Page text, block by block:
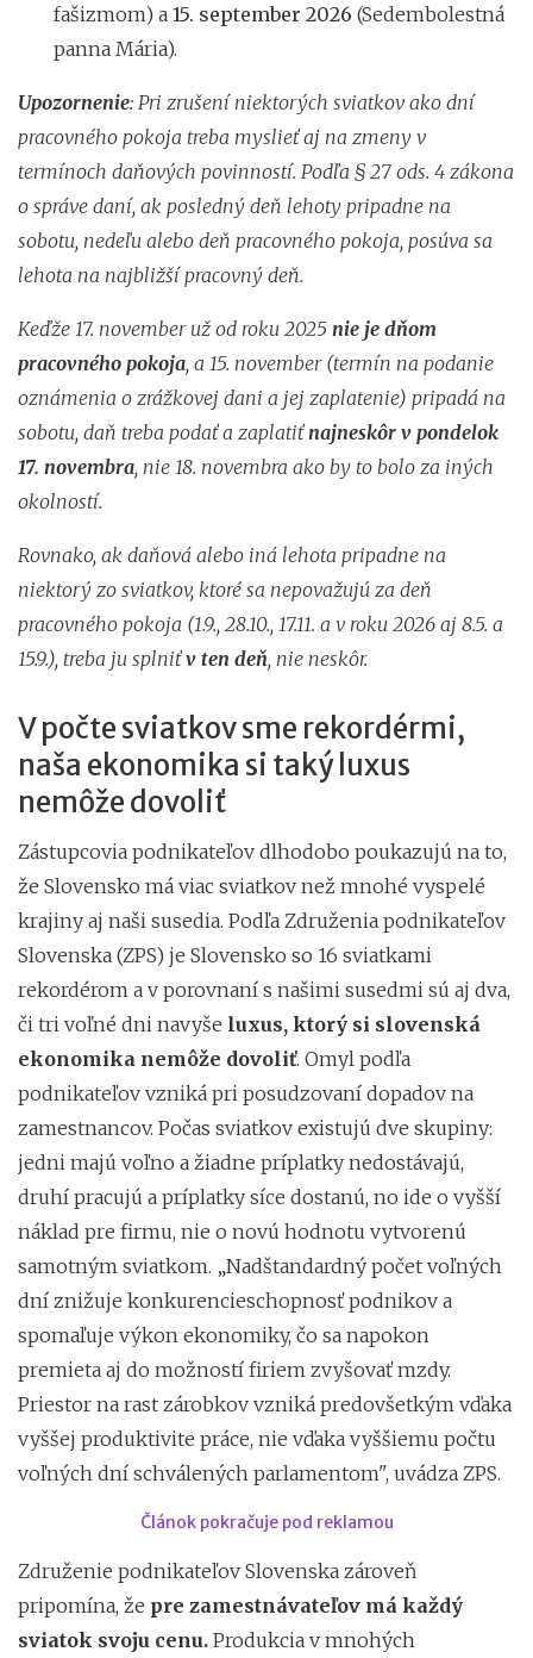
fašizmom) a 15. september 2026 (Sedembolestná
panna Mária).
Upozornenie: Pri zrušení niektorých sviatkov ako dní
pracovného pokoja treba myslieť aj na zmeny v
termínoch daňových povinností. Podľa § 27 ods. 4 zákona
o správe daní, ak posledný deň lehoty pripadne na
sobotu, nedeľu alebo deň pracovného pokoja, posúva sa
lehota na najbližší pracovný deň.
Keďže 17. november už od roku 2025 nie je dňom
pracovného pokoja, a 15. november (termín na podanie
oznámenia o zrážkovej dani a jej zaplatenie) pripadá na
sobotu, daň treba podať a zaplatiť najneskôr v pondelok
17. novembra, nie 18. novembra ako by to bolo za iných
okolností.
Rovnako, ak daňová alebo iná lehota pripadne na
niektorý zo sviatkov, ktoré sa nepovažujú za deň
pracovného pokoja (1.9., 28.10., 17.11. a v roku 2026 aj 8.5. a
15.9.), treba ju splniťv ten deň, nie neskôr.
V počte sviatkov sme rekordérmi,
naša ekonomika si taký luxus
nemôže dovoliť
Zástupcovia podnikateľov dlhodobo poukazujú na to,
že Slovensko má viac sviatkov než mnohé vyspelé
krajiny aj naši susedia. Podľa Združenia podnikateľov
Slovenska (ZPS) je Slovensko so 16 sviatkami
rekordérom a v porovnaní s našimi susedmi sú aj dva,
či tri voľné dni navyše luxus, ktorý si slovenská
ekonomika nemôže dovoliť. Omyl podľa
podnikateľov vzniká pri posudzovaní dopadov na
zamestnancov. Počas sviatkov existujú dve skupiny:
jedni majú voľno a žiadne príplatky nedostávajú,
druhí pracujú a príplatky síce dostanú, no ide o vyšší
náklad pre firmu, nie o novú hodnotu vytvorenú
samotným sviatkom. „Nadštandardný počet voľných
dní znižuje konkurencieschopnosť podnikov a
spomaľuje výkon ekonomiky, čo sa napokon
premieta aj do možností firiem zvyšovať mzdy.
Priestor na rast zárobkov vzniká predovšetkým vďaka
vyššej produktivite práce, nie vďaka vyššiemu počtu
voľných dní schválených parlamentom", uvádza ZPS.
Článok pokračuje pod reklamou
Združenie podnikateľov Slovenska zároveň
pripomína, že pre zamestnávateľov má každý
sviatok svoju cenu. Produkcia v mnohých